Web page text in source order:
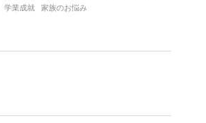
学業成就 家族のお悩み